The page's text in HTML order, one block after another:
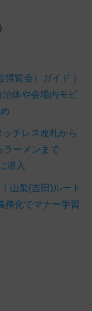
覧会）ガイド｜
体や会場内モビ
チレス改札から
ラーメンまで
潜入
山梨(吉田)ルート
務化でマナー学習